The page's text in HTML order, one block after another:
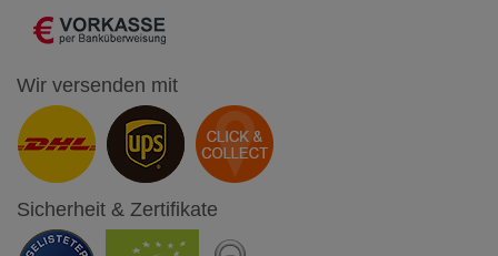
Wir versenden mit
Sicherheit & Zertifikate